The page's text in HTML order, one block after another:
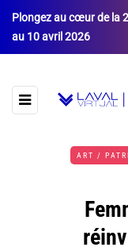
Plongez au cœur de la
au 10 avril 2026
ART /